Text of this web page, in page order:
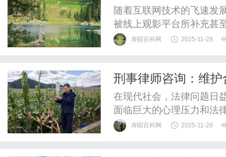
随着互联网技术的飞速发
被线上观影平台所补充甚
式，正在吸引越来越多的
经济且丰富的娱乐体验。
寿阳百科网 2025-11-29
刑事律师咨询：维
在现代社会，法律问题日
面临巨大的心理压力和法
务，能够帮助当事人全面
寿阳百科网 2025-11-28